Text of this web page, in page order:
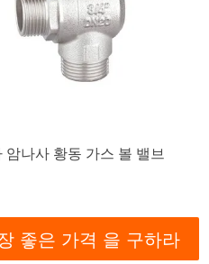
암나사 황동 가스 볼 밸브
좋은 가격 을 구하라